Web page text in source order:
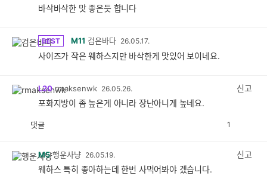
바삭바삭한 맛 좋은듯 합니다
BEST M11 검은바다 26.05.17.
사이즈가 작은 웨하스지만 바삭한게 맛있어 보이네요.
L20 rmaksenwk 26.05.26.
신고
포화지방이 좀 높은게 아니라 장난아니게 높네요.
댓글 1
M5 행운사냥 26.05.19.
신고
웨하스 특히 좋아하는데 한번 사먹어봐야 겠습니다.